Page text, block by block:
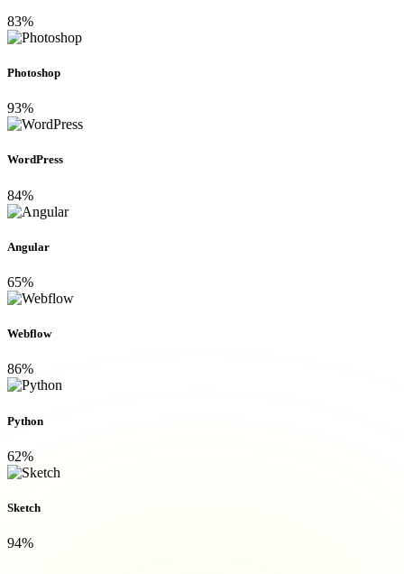
83%
Photoshop
93%
WordPress
84%
Angular
65%
Webflow
86%
Python
62%
Sketch
94%